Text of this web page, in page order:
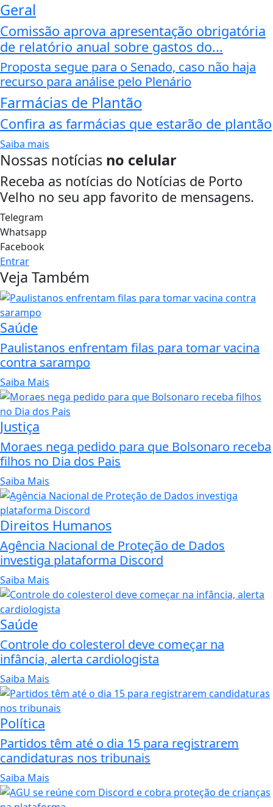
Geral
Comissão aprova apresentação obrigatória
de relatório anual sobre gastos do...
Proposta segue para o Senado, caso não haja
recurso para análise pelo Plenário
Farmácias de Plantão
Confira as farmácias que estarão de plantão
Saiba mais
Nossas notícias no celular
Receba as notícias do Notícias de Porto
Velho no seu app favorito de mensagens.
Telegram
Whatsapp
Facebook
Entrar
Veja Também
Saúde
Paulistanos enfrentam filas para tomar vacina
contra sarampo
Saiba Mais
Justiça
Moraes nega pedido para que Bolsonaro receba
filhos no Dia dos Pais
Saiba Mais
Direitos Humanos
Agência Nacional de Proteção de Dados
investiga plataforma Discord
Saiba Mais
Saúde
Controle do colesterol deve começar na
infância, alerta cardiologista
Saiba Mais
Política
Partidos têm até o dia 15 para registrarem
candidaturas nos tribunais
Saiba Mais